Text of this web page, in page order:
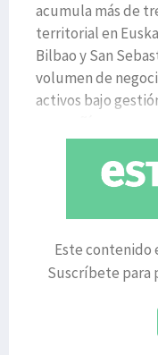
acumula más de
territorial en
Bilbao y San
volumen de
activos bajo
Este contenido
Suscríbete para